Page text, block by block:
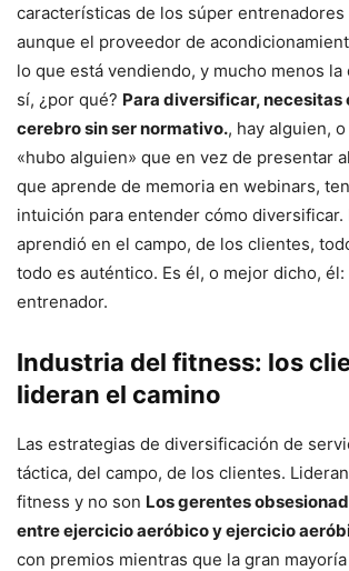
características de los súper entrenadores
aunque el proveedor de
lo que está vendiendo, y mucho menos
sí, ¿por qué? Para diversificar, necesitas
cerebro sin ser normativo., hay alguien,
«hubo alguien» que en vez de presentar
que aprende de memoria en webinars,
intuición para entender cómo diversificar.
aprendió en el campo, de los clientes,
todo es auténtico. Es él, o mejor dicho,
entrenador.
Industria del fitness: los
lideran el camino
Las estrategias de diversificación de
táctica, del campo, de los clientes.
fitness y no son Los gerentes
entre ejercicio aeróbico y ejercicio
con premios mientras que la gran